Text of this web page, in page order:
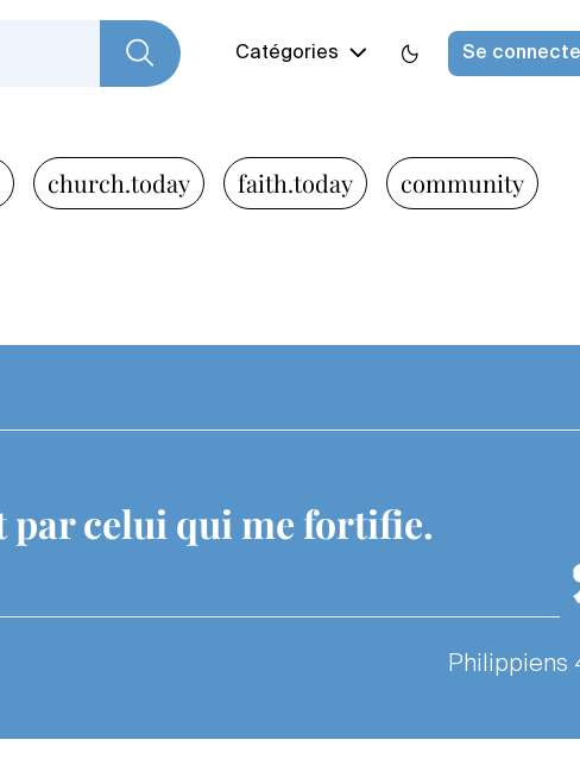
Catégories Se
church.today faith.today community
par celui qui me fortifie.
Philippiens